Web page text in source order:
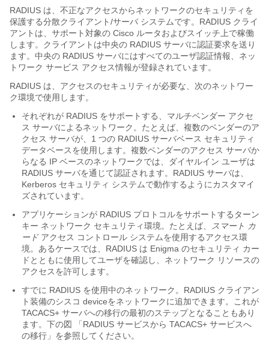
RADIUS は、不正なアクセスからネットワークのセキュリティを
保護する分散クライアント/サーバ システムです。RADIUS クライ
アントは、サポート対象の Cisco ルータおよびスイッチ上で稼働
します。クライアントは中央の RADIUS サーバに認証要求を送り
ます。中央の RADIUS サーバにはすべてのユーザ認証情報、ネッ
トワーク サービス アクセス情報が登録されています。
RADIUS は、アクセスのセキュリティが必要な、次のネットワー
ク環境で使用します。
それぞれが RADIUS をサポートする、マルチベンダー アクセ
ス サーバによるネットワーク。たとえば、複数のベンダーのア
クセス サーバが、1 つの RADIUS サーバベース セキュリティ
データベースを使用します。複数ベンダーのアクセス サーバか
らなる IP ベースのネットワークでは、ダイヤルイン ユーザは
RADIUS サーバを通じて認証されます。RADIUS サーバは、
Kerberos セキュリティ システムで動作するようにカスタマイ
ズされています。
アプリケーションが RADIUS プロトコルをサポートするターン
キー ネットワーク セキュリティ環境。たとえば、
スマート カ
ードアクセス コントロール システムを使用するアクセス環
境。あるケースでは、RADIUS は Enigma のセキュリティ カー
ドとともに使用してユーザを確認し、ネットワーク リソースの
アクセスを許可します。
すでに RADIUS を使用中のネットワーク。RADIUS クライアン
ト装備のシスコ deviceをネットワークに追加できます。これが
TACACS+ サーバへの移行の最初のステップとなることもあり
ます。下の図 「RADIUS サービスから TACACS+ サービスへ
の移行」を参照してください。